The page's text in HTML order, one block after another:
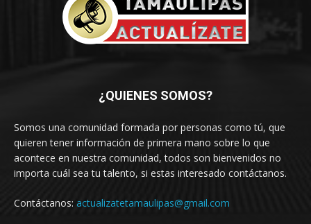
¿QUIENES SOMOS?
Somos una comunidad formada por personas como tú, que
quieren tener información de primera mano sobre lo que
acontece en nuestra comunidad, todos son bienvenidos no
importa cuál sea tu talento, si estas interesado contáctanos.
Contáctanos: actualizatetamaulipas@gmail.com